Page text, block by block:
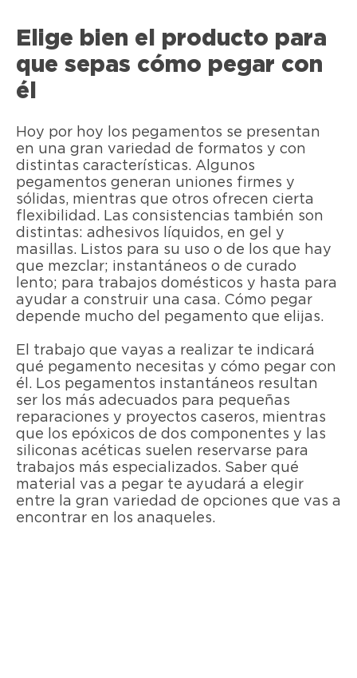
Elige bien el producto para
que sepas cómo pegar con
él
Hoy por hoy los pegamentos se presentan
en una gran variedad de formatos y con
distintas características. Algunos
pegamentos generan uniones firmes y
sólidas, mientras que otros ofrecen cierta
flexibilidad. Las consistencias también son
distintas: adhesivos líquidos, en gel y
masillas. Listos para su uso o de los que hay
que mezclar; instantáneos o de curado
lento; para trabajos domésticos y hasta para
ayudar a construir una casa. Cómo pegar
depende mucho del pegamento que elijas.
El trabajo que vayas a realizar te indicará
qué pegamento necesitas y cómo pegar con
él. Los pegamentos instantáneos resultan
ser los más adecuados para pequeñas
reparaciones y proyectos caseros, mientras
que los epóxicos de dos componentes y las
siliconas acéticas suelen reservarse para
trabajos más especializados. Saber qué
material vas a pegar te ayudará a elegir
entre la gran variedad de opciones que vas a
encontrar en los anaqueles.